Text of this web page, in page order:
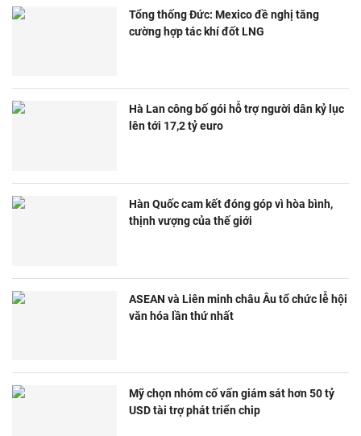
Tổng thống Đức: Mexico đề nghị tăng
cường hợp tác khí đốt LNG
Hà Lan công bố gói hỗ trợ người dân kỷ lục
lên tới 17,2 tỷ euro
Hàn Quốc cam kết đóng góp vì hòa bình,
thịnh vượng của thế giới
ASEAN và Liên minh châu Âu tổ chức lễ hội
văn hóa lần thứ nhất
Mỹ chọn nhóm cố vấn giám sát hơn 50 tỷ
USD tài trợ phát triển chip